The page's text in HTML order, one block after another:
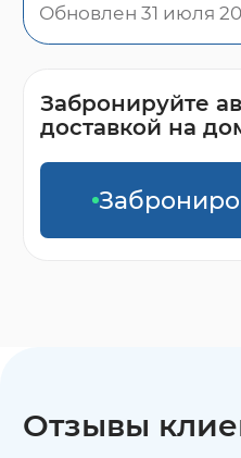
Обновлен 31 июля
Забронируйте
доставкой на
Отзывы